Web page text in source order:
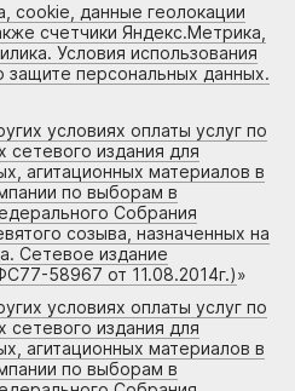
cookie, данные геолокации
счетчики Яндекс.Метрика,
Условия использования
защите персональных данных.
условиях оплаты услуг по
издания для
агитационных материалов в
по выборам в
Собрания
созыва, назначенных на
Сетевое издание
58967 от 11.08.2014г.)»
условиях оплаты услуг по
издания для
агитационных материалов в
по выборам в